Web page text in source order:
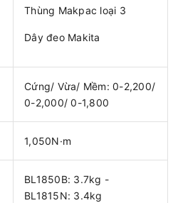
Thùng Makpac loại 3
Dây đeo Makita
Cứng/ Vừa/ Mềm: 0-2,200/
0-2,000/ 0-1,800
1,050N·m
BL1850B: 3.7kg -
BL1815N: 3.4kg